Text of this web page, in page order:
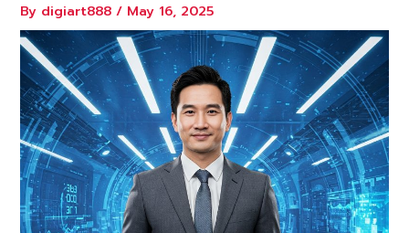
By digiart888/ May 16, 2025